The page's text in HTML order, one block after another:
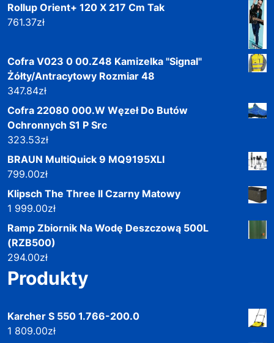
Rollup Orient+ 120 X 217 Cm Tak
761.37zł
Cofra V023 0 00.Z48 Kamizelka "Signal"
Żółty/Antracytowy Rozmiar 48
347.84zł
Cofra 22080 000.W Węzeł Do Butów
Ochronnych S1 P Src
323.53zł
BRAUN MultiQuick 9 MQ9195XLI
799.00zł
Klipsch The Three II Czarny Matowy
1 999.00zł
Ramp Zbiornik Na Wodę Deszczową 500L
(RZB500)
294.00zł
Produkty
Karcher S 550 1.766-200.0
1 809.00zł